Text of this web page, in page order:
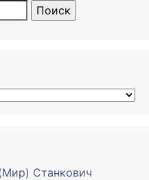
Станкович